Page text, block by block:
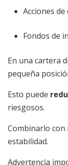
Acciones
Fondos de
En una cartera
pequeña
Esto puede
riesgosos.
Combinarlo con
estabilidad.
Advertencia